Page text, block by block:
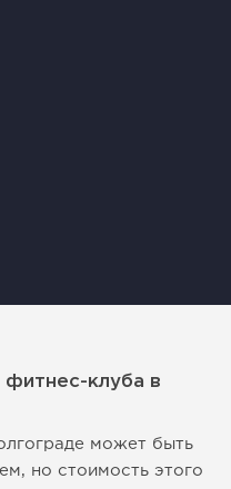
клуба в
может быть
но стоимость этого